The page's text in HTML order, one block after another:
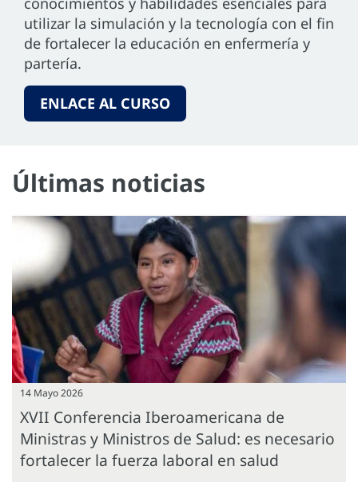
utilizar la simulación y la tecnología con el fin
de fortalecer la educación en enfermería y
partería.
ENLACE AL CURSO
Últimas noticias
14 Mayo 2026
XVII Conferencia Iberoamericana de
Ministras y Ministros de Salud: es necesario
fortalecer la fuerza laboral en salud